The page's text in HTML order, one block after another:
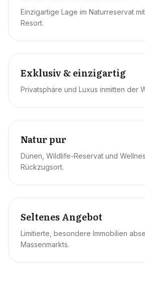
Einzigartige Lage im Naturreservat
Resort.
Exklusiv & einzigartig
Privatsphäre und Luxus inmitten der
Natur pur
Dünen, Wildlife-Reservat und
Rückzugsort.
Seltenes Angebot
Limitierte, besondere Immobilien
Massenmarkts.